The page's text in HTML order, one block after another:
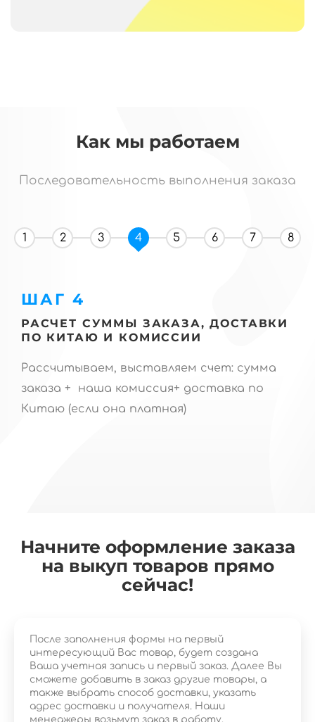
Как мы работаем
Последовательность выполнения заказа
1 2 3 4 5 6 7 8
ШАГ 4
РАСЧЕТ СУММЫ ЗАКАЗА, ДОСТАВКИ
ПО КИТАЮ И КОМИССИИ
Рассчитываем, выставляем счет: сумма
заказа + наша комиссия+ доставка по
Китаю (если она платная)
Начните оформление заказа
на выкуп товаров прямо
сейчас!
После заполнения формы на первый
интересующий Вас товар, будет создана
Ваша учетная запись и первый заказ. Далее Вы
сможете добавить в заказ другие товары, а
также выбрать способ доставки, указать
адрес доставки и получателя. Наши
менеджеры возьмут заказ в работу,